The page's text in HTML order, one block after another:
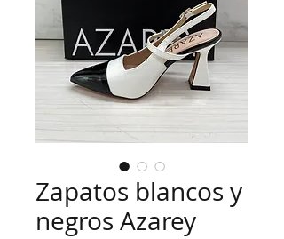
Zapatos blancos y
negros Azarey